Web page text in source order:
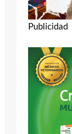
Publicidad